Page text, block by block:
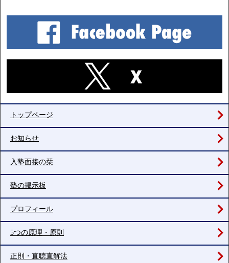
トップページ
お知らせ
入塾面接の栞
塾の掲示板
プロフィール
5つの原理・原則
正則・直聴直解法